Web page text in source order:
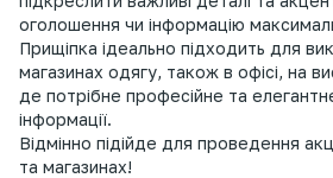
оголошення чи інформацію
Прищіпка ідеально підходить для
магазинах одягу, також в офісі, на
де потрібне професійне та
інформації.
Відмінно підійде для проведення
та магазинах!